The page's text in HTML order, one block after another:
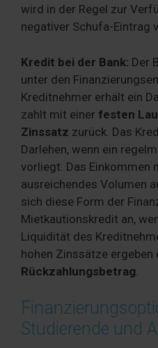
wird in der Regel zur
negativer Schufa-Eintrag
Kredit bei der Bank: Der
unter den
Kreditnehmer erhält ein
zahlt mit einer festen
Zinssatz zurück. Das
Darlehen, wenn ein
vorliegt. Das Einkommen
ausreichendes Volumen
sich diese Form der
Mietkautionskredit an,
Liquidität des
hohen Zinssätze ergeben
Rückzahlungsbetrag
Studierende und